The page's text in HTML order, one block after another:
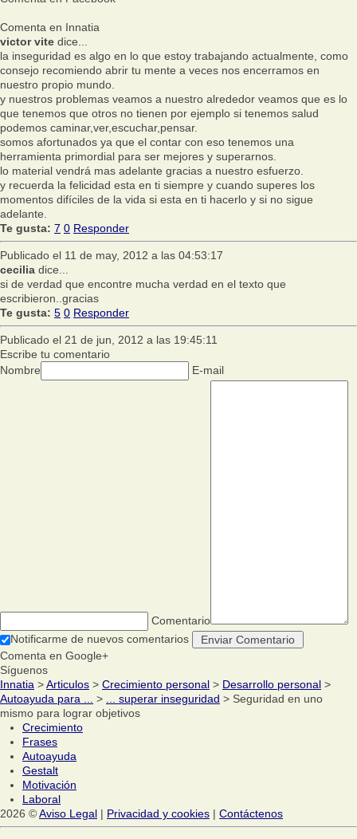
Comenta en Innatia
victor vite dice...
la inseguridad es algo en lo que estoy trabajando actualmente, como
consejo recomiendo abrir tu mente a veces nos encerramos en
nuestro propio mundo.
y nuestros problemas veamos a nuestro alrededor veamos que es lo
que tenemos que otros no tienen por ejemplo si tenemos salud
podemos caminar,ver,escuchar,pensar.
somos afortunados ya que el contar con eso tenemos una
herramienta primordial para ser mejores y superarnos.
lo material vendrá mas adelante gracias a nuestro esfuerzo.
y recuerda la felicidad esta en ti siempre y cuando superes los
momentos difíciles de la vida si esta en ti hacerlo y si no sigue
adelante.
Te gusta: 7 0 Responder
Publicado el 11 de may, 2012 a las 04:53:17
cecilia dice...
si de verdad que encontre mucha verdad en el texto que
escribieron..gracias
Te gusta: 5 0 Responder
Publicado el 21 de jun, 2012 a las 19:45:11
Escribe tu comentario
Nombre
E-mail
Comentario
Notificarme de nuevos comentarios
Comenta en Google+
Síguenos
Innatia >Articulos > Crecimiento personal > Desarrollo personal >
Autoayuda para ...
> ... superar inseguridad > Seguridad en uno
mismo para lograr objetivos
Crecimiento
Frases
Autoayuda
Gestalt
Motivación
Laboral
2026 ©Aviso Legal | Privacidad y cookies | Contáctenos